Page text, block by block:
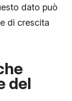
dato può
di crescita
del